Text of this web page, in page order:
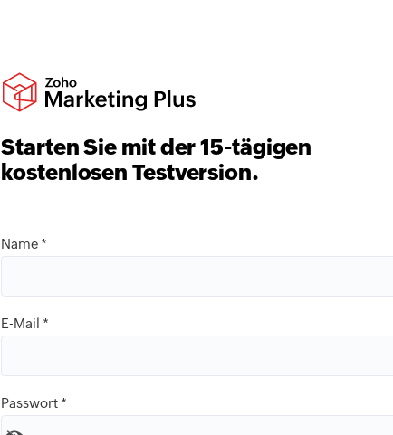
Starten Sie mit der15-tägigen
kostenlosen Testversion.
Name *
E-Mail *
Passwort *